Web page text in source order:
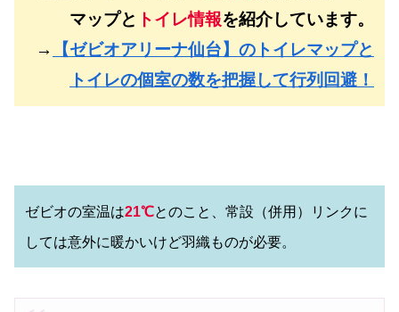
マップと トイレ情報を紹介しています。
→
【ゼビオアリーナ仙台】のトイレマップと
トイレの個室の数を把握して行列回避！
ゼビオの室温は21℃とのこと、常設（併用）リンクに
しては意外に暖かいけど羽織ものが必要。